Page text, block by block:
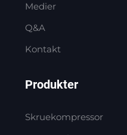
Medier
Q&A
Kontakt
Produkter
Skruekompressor